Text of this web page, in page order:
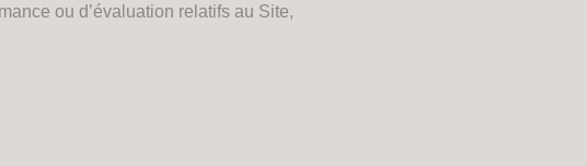
ou d’évaluation relatifs au Site,